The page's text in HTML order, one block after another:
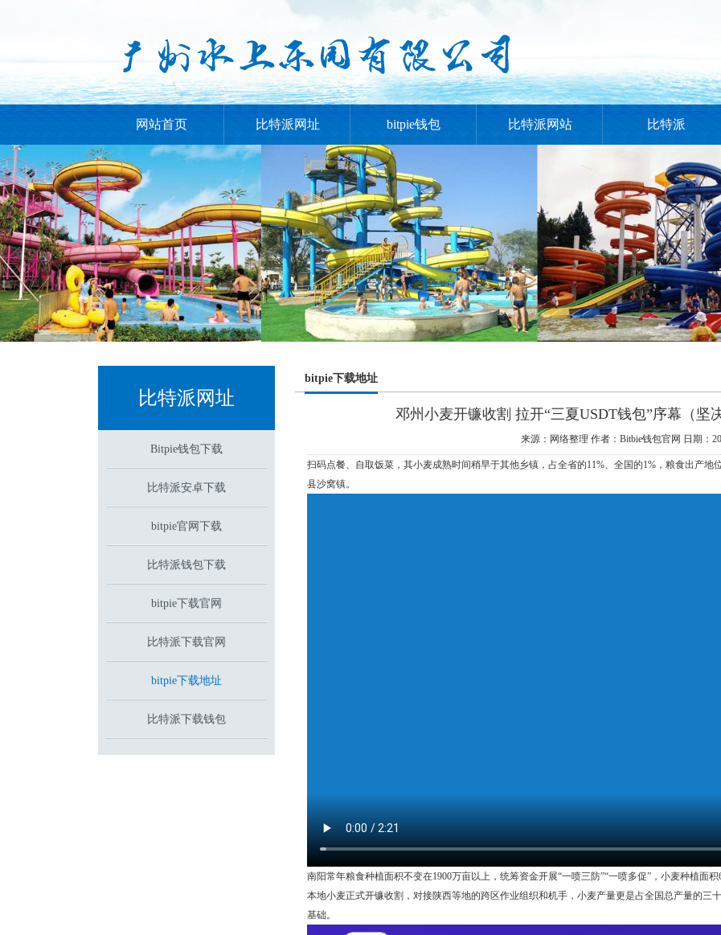
网站首页 比特派网址 bitpie钱包 比特派网站 比特派
比特派网址
Bitpie钱包下载
比特派安卓下载
bitpie官网下载
比特派钱包下载
bitpie下载官网
比特派下载官网
bitpie下载地址
比特派下载钱包
bitpie下载地址
邓州小麦开镰收割 拉开“三夏USDT钱包”序幕（坚
来源：网络整理 作者：Bitbie钱包官网 日期：
扫码点餐、自取饭菜，其小麦成熟时间稍早于其他乡镇，占全省的11%、全国的1%，粮食出产地
县沙窝镇。
南阳常年粮食种植面积不变在1900万亩以上，统筹资金开展“一喷三防”“一喷多促”，小麦种植面
本地小麦正式开镰收割，对接陕西等地的跨区作业组织和机手，小麦产量更是占全国总产量的三
基础。